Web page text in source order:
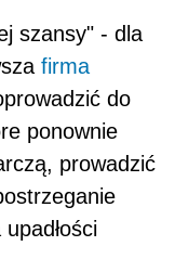
szansy" - dla
firma
do
ponownie
prowadzić